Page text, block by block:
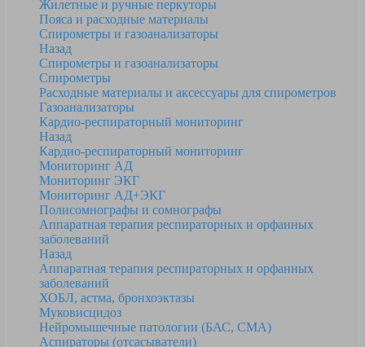
Жилетные и ручные перкуторы
Пояса и расходные материалы
Спирометры и газоанализаторы
Назад
Спирометры и газоанализаторы
Спирометры
Расходные материалы и аксессуары для спирометров
Газоанализаторы
Кардио-респираторный мониторинг
Назад
Кардио-респираторный мониторинг
Мониторинг АД
Мониторинг ЭКГ
Мониторинг АД+ЭКГ
Полисомнографы и сомнографы
Аппаратная терапия респираторных и орфанных
заболеваний
Назад
Аппаратная терапия респираторных и орфанных
заболеваний
ХОБЛ, астма, бронхоэктазы
Муковисцидоз
Нейромышечные патологии (БАС, СМА)
Аспираторы (отсасыватели)